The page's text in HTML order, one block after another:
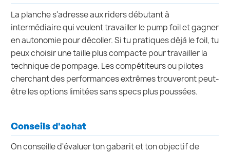
La planche s'adresse aux riders débutant à
intermédiaire qui veulent travailler le pump foil et gagner
en autonomie pour décoller. Si tu pratiques déjà le foil, tu
peux choisir une taille plus compacte pour travailler la
technique de pompage. Les compétiteurs ou pilotes
cherchant des performances extrêmes trouveront peut-
être les options limitées sans specs plus poussées.
Conseils d'achat
On conseille d'évaluer ton gabarit et ton objectif de